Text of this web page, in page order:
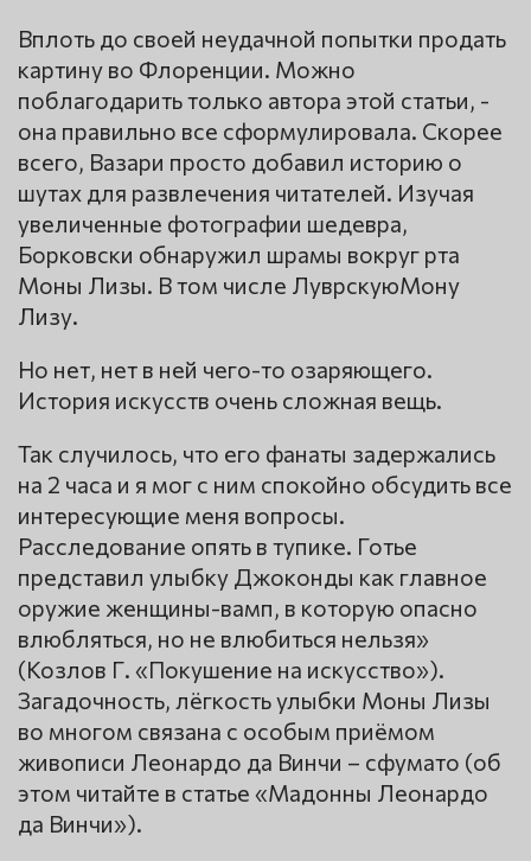
Вплоть до своей неудачной попытки продать
картину во Флоренции. Можно
поблагодарить только автора этой статьи, -
она правильно все сформулировала. Скорее
всего, Вазари просто добавил историю о
шутах для развлечения читателей. Изучая
увеличенные фотографии шедевра,
Борковски обнаружил шрамы вокруг рта
Моны Лизы. В том числе ЛуврскуюМону
Лизу.
Но нет, нет в ней чего-то озаряющего.
История искусств очень сложная вещь.
Так случилось, что его фанаты задержались
на 2 часа и я мог с ним спокойно обсудить все
интересующие меня вопросы.
Расследование опять в тупике. Готье
представил улыбку Джоконды как главное
оружие женщины-вамп, в которую опасно
влюбляться, но не влюбиться нельзя»
(Козлов Г. «Покушение на искусство»).
Загадочность, лёгкость улыбки Моны Лизы
во многом связана с особым приёмом
живописи Леонардо да Винчи – сфумато (об
этом читайте в статье «Мадонны Леонардо
да Винчи»).